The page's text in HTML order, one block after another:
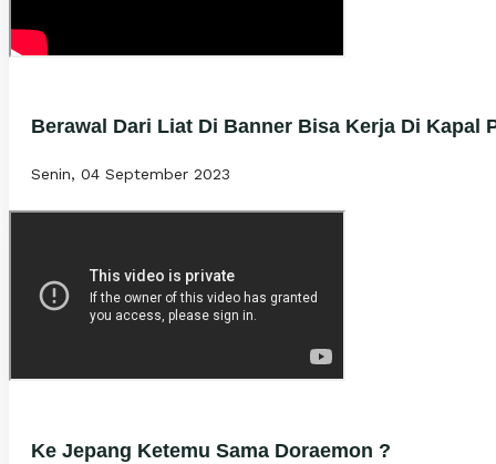
Berawal Dari Liat Di Banner Bisa Kerja Di Kapal
Senin, 04 September 2023
Ke Jepang Ketemu Sama Doraemon ?